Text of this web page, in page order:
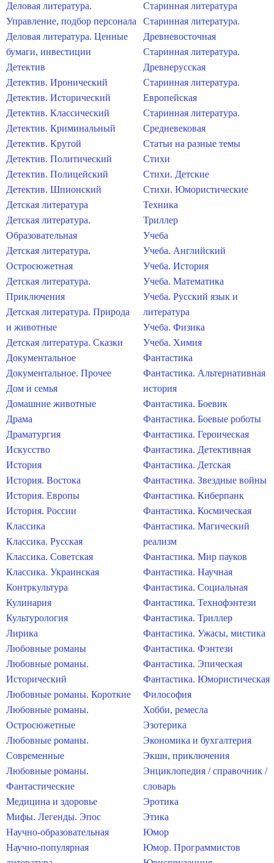
Деловая литература.
Управление, подбор персонала
Деловая литература. Ценные
бумаги, инвестиции
Детектив
Детектив. Иронический
Детектив. Исторический
Детектив. Классический
Детектив. Криминальный
Детектив. Крутой
Детектив. Политический
Детектив. Полицейский
Детектив. Шпионский
Детская литература
Детская литература.
Образовательная
Детская литература.
Остросюжетная
Детская литература.
Приключения
Детская литература. Природа
и животные
Детская литература. Сказки
Документальное
Документальное. Прочее
Дом и семья
Домашние животные
Драма
Драматургия
Искусство
История
История. Востока
История. Европы
История. России
Классика
Классика. Русская
Классика. Советская
Классика. Украинская
Контркультура
Кулинария
Культурология
Лирика
Любовные романы
Любовные романы.
Исторический
Любовные романы. Короткие
Любовные романы.
Остросюжетные
Любовные романы.
Современные
Любовные романы.
Фантастические
Медицина и здоровье
Мифы. Легенды. Эпос
Научно-образовательная
Научно-популярная
Старинная литература
Старинная литература.
Древневосточная
Старинная литература.
Древнерусская
Старинная литература.
Европейская
Старинная литература.
Средневековая
Статьи на разные темы
Стихи
Стихи. Детские
Стихи. Юмористические
Техника
Триллер
Учеба
Учеба. Английский
Учеба. История
Учеба. Математика
Учеба. Русский язык и
литература
Учеба. Физика
Учеба. Химия
Фантастика
Фантастика. Альтернативная
история
Фантастика. Боевик
Фантастика. Боевые роботы
Фантастика. Героическая
Фантастика. Детективная
Фантастика. Детская
Фантастика. Звездные войны
Фантастика. Киберпанк
Фантастика. Космическая
Фантастика. Магический
реализм
Фантастика. Мир пауков
Фантастика. Научная
Фантастика. Социальная
Фантастика. Технофэнтези
Фантастика. Триллер
Фантастика. Ужасы, мистика
Фантастика. Фэнтези
Фантастика. Эпическая
Фантастика. Юмористическая
Философия
Хобби, ремесла
Эзотерика
Экономика и бухгалтерия
Экшн, приключения
Энциклопедия / справочник /
словарь
Эротика
Этика
Юмор
Юмор. Программистов